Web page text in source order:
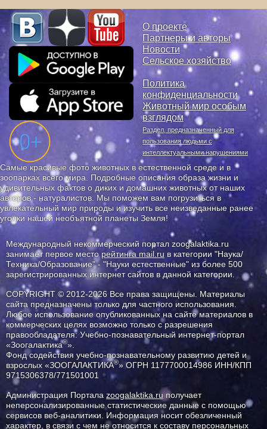
О проекте
Партнеры и авторы
Новости
Сельское хозяйство
Политика
конфиденциальности
Животный мир особым
взглядом
Раздел, предназначенный для
пользования людьми с
интеллектуальными нарушениями
Самые красивые фото животных в естественной среде и в
зоопарках всего мира. Подробные описания образа жизни и
удивительных фактов о диких и домашних животных от наших
авторов - натуралистов. Мы поможем вам погрузиться в
увлекательный мир природы и изучить все неизведанные ранее
уголки нашей необъятной планеты Земля!
Международный некоммерческий портал zoogalaktika.ru
занимает первое месторейтинга mail.ru в категории "Наука/
Техника/Образование" - "Науки естественные" из более 500
зарегистрированных интернет сайтов в данной категории.
COPYRIGHT © 2012-2026 Все права защищены. Материалы
сайта предназначены только для частного использования.
Любое использование опубликованных на сайте материалов в
коммерческих целях возможно только с разрешения
правообладателя: Учебно-познавательный интернет-портал
«Зоогалактика®».
Фонд содействия учебно-познавательному развитию детей и
взрослых «ЗООГАЛАКТИКА®» ОГРН 1177700014986 ИНН/КПП
9715306378/771501001
Администрация Портала zoogalaktika.ruполучает
неперсонализированные статистические данные с помощью
сервисов веб-аналитики. Информация носит обезличенный
характер, в связи с чем не относится к составу персональных